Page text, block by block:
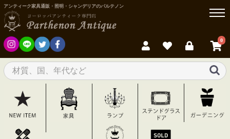
アンティーク家具通販・照明・シャンデリアのパルテノン
0